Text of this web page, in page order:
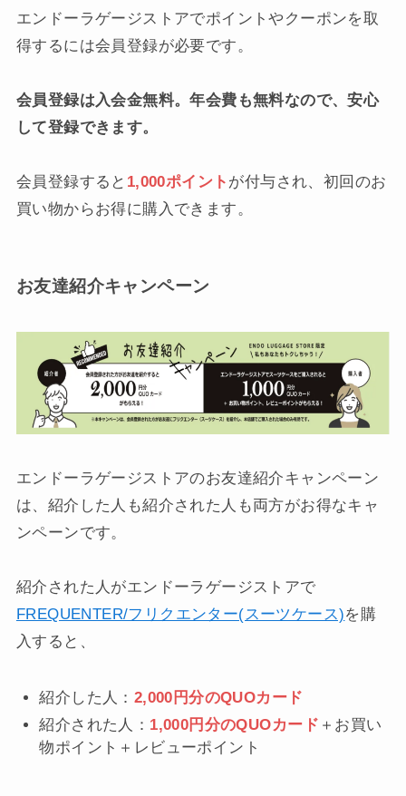
エンドーラゲージストアでポイントやクーポンを取
得するには会員登録が必要です。
会員登録は入会金無料。年会費も無料なので、安心
して登録できます。
会員登録すると 1,000ポイント が付与され、初回のお
買い物からお得に購入できます。
お友達紹介キャンペーン
エンドーラゲージストアのお友達紹介キャンペーン
は、紹介した人も紹介された人も両方がお得なキャ
ンペーンです。
紹介された人がエンドーラゲージストアで
FREQUENTER/フリクエンター(スーツケース)を購
入すると、
紹介した人： 2,000円分のQUOカード
紹介された人： 1,000円分のQUOカード ＋お買い
物ポイント＋レビューポイント